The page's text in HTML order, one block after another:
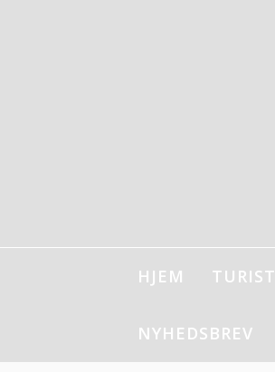
HJEM TURIST
NYHEDSBREV